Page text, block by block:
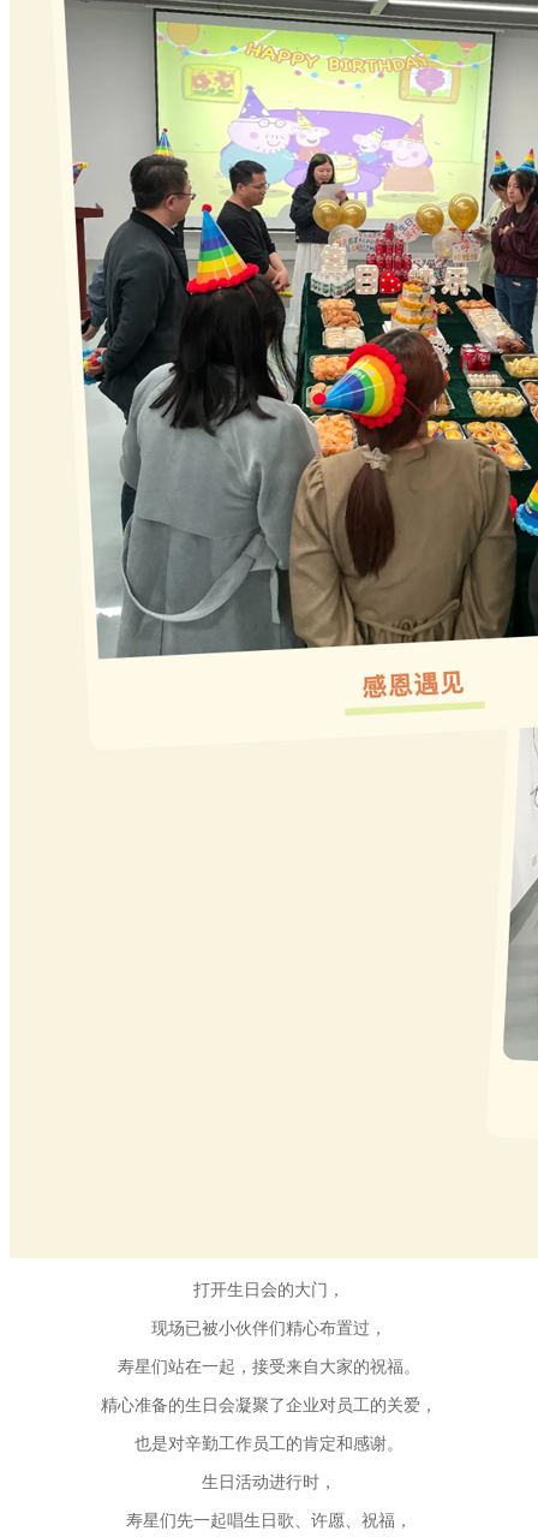
打开生日会的大门，
现场已被小伙伴们精心布置过，
寿星们站在一起，接受来自大家的祝福。
精心准备的生日会凝聚了企业对员工的关爱，
也是对辛勤工作员工的肯定和感谢。
生日活动进行时，
寿星们先一起唱生日歌、 许愿、祝福，